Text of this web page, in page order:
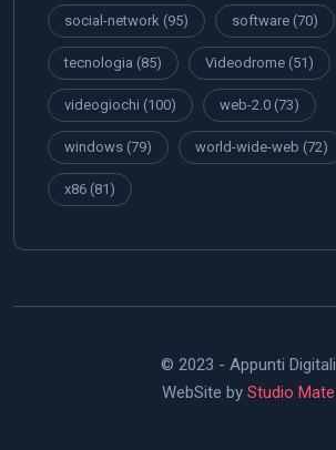
social-network (95) software (70)
tecnologia (85) Videodrome (51)
videogiochi (100) web-2.0 (73)
windows (79) world-wide-web (72)
x86 (81)
© 2023 - Appunti Digitali
WebSite by Studio Mate